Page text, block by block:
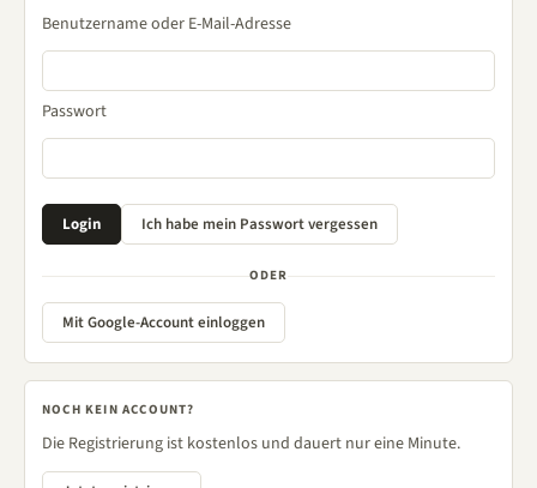
Benutzername oder E-Mail-Adresse
Passwort
ODER
Mit Google-Account einloggen
NOCH KEIN ACCOUNT?
Die Registrierung ist kostenlos und dauert nur eine Minute.